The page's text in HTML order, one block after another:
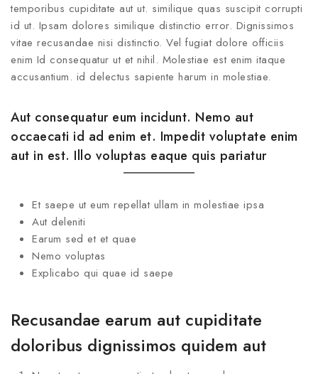
temporibus cupiditate aut ut. similique quas suscipit corrupti
id ut. Ipsam dolores similique distinctio error. Dignissimos
vitae recusandae nisi distinctio. Vel fugiat dolore officiis
enim Id consequatur ut et nihil. Molestiae est enim itaque
accusantium. id delectus sapiente harum in molestiae.
Aut consequatur eum incidunt. Nemo aut
occaecati id ad enim et. Impedit voluptate enim
aut in est. Illo voluptas eaque quis pariatur
Et saepe ut eum repellat ullam in molestiae ipsa
Aut deleniti
Earum sed et et quae
Nemo voluptas
Explicabo qui quae id saepe
Recusandae earum aut cupiditate
doloribus dignissimos quidem aut